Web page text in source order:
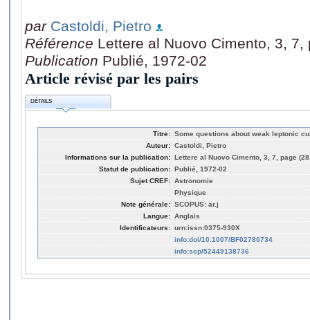
par Castoldi, Pietro
Référence Lettere al Nuovo Cimento, 3, 7,
Publication Publié, 1972-02
Article révisé par les pairs
DÉTAILS
Titre: Some questions about weak leptonic
Auteur: Castoldi, Pietro
Informations sur la publication: Lettere al Nuovo Cimento, 3, 7, page
Statut de publication: Publié, 1972-02
Sujet CREF: Astronomie
Physique
Note générale: SCOPUS: ar.j
Langue: Anglais
Identificateurs: urn:issn:0375-930X
info:doi/10.1007/BF02780734
info:scp/52449138736